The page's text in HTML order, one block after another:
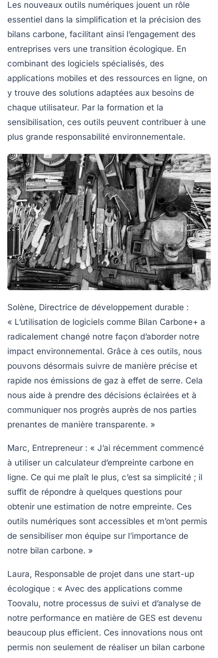
Les nouveaux outils numériques jouent un rôle
essentiel dans la simplification et la précision des
bilans carbone, facilitant ainsi l’engagement des
entreprises vers une transition écologique. En
combinant des logiciels spécialisés, des
applications mobiles et des ressources en ligne, on
y trouve des solutions adaptées aux besoins de
chaque utilisateur. Par la formation et la
sensibilisation, ces outils peuvent contribuer à une
plus grande responsabilité environnementale.
Solène, Directrice de développement durable :
« L’utilisation de logiciels comme Bilan Carbone+ a
radicalement changé notre façon d’aborder notre
impact environnemental. Grâce à ces outils, nous
pouvons désormais suivre de manière précise et
rapide nos émissions de gaz à effet de serre. Cela
nous aide à prendre des décisions éclairées et à
communiquer nos progrès auprès de nos parties
prenantes de manière transparente. »
Marc, Entrepreneur : « J’ai récemment commencé
à utiliser un calculateur d’empreinte carbone en
ligne. Ce qui me plaît le plus, c’est sa simplicité ; il
suffit de répondre à quelques questions pour
obtenir une estimation de notre empreinte. Ces
outils numériques sont accessibles et m’ont permis
de sensibiliser mon équipe sur l’importance de
notre bilan carbone. »
Laura, Responsable de projet dans une start-up
écologique : « Avec des applications comme
Toovalu, notre processus de suivi et d’analyse de
notre performance en matière de GES est devenu
beaucoup plus efficient. Ces innovations nous ont
permis non seulement de réaliser un bilan carbone